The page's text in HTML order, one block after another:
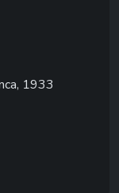
1933